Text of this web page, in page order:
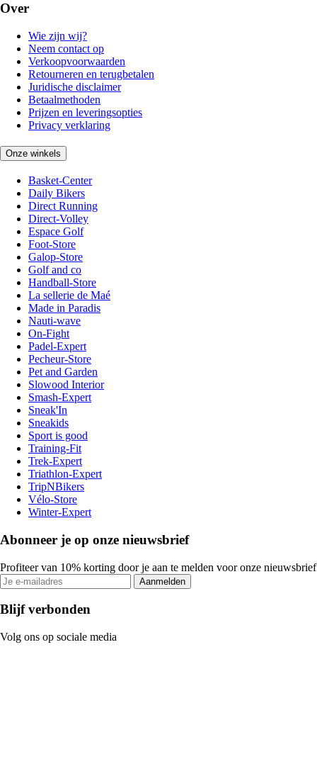
Over
Wie zijn wij?
Neem contact op
Verkoopvoorwaarden
Retourneren en terugbetalen
Juridische disclaimer
Betaalmethoden
Prijzen en leveringsopties
Privacy verklaring
Onze winkels
Basket-Center
Daily Bikers
Direct Running
Direct-Volley
Espace Golf
Foot-Store
Galop-Store
Golf and co
Handball-Store
La sellerie de Maé
Made in Paradis
Nauti-wave
On-Fight
Padel-Expert
Pecheur-Store
Pet and Garden
Slowood Interior
Smash-Expert
Sneak'In
Sneakids
Sport is good
Training-Fit
Trek-Expert
Triathlon-Expert
TripNBikers
Vélo-Store
Winter-Expert
Abonneer je op onze nieuwsbrief
Profiteer van 10% korting door je aan te melden voor onze nieuwsbrief
Aanmelden
Blijf verbonden
Volg ons op sociale media